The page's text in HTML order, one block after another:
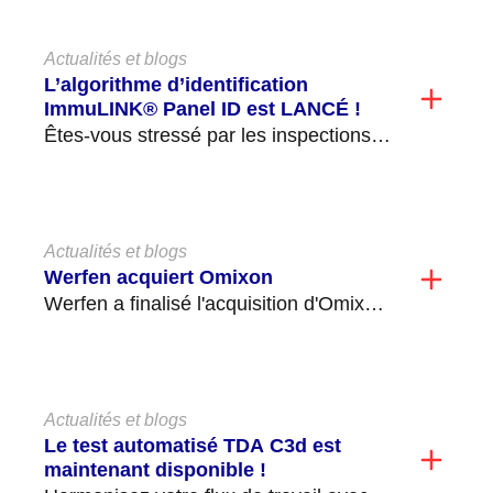
Actualités et blogs
L’algorithme d’identification
ImmuLINK® Panel ID est LANCÉ !
Êtes-vous stressé par les inspections,
Actualités et blogs
Werfen acquiert Omixon
Werfen a finalisé l'acquisition d'Omixon,
Actualités et blogs
Le test automatisé TDA C3d est
maintenant disponible !